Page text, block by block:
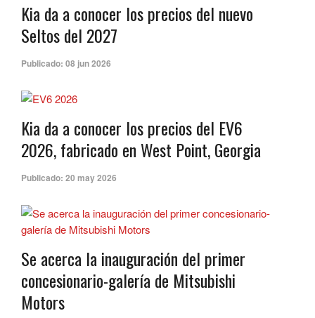
Kia da a conocer los precios del nuevo
Seltos del 2027
Publicado: 08 jun 2026
Kia da a conocer los precios del EV6
2026, fabricado en West Point, Georgia
Publicado: 20 may 2026
Se acerca la inauguración del primer
concesionario-galería de Mitsubishi
Motors